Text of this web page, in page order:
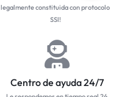
legalmente constituida con protocolo
SSl!
Centro de ayuda 24/7